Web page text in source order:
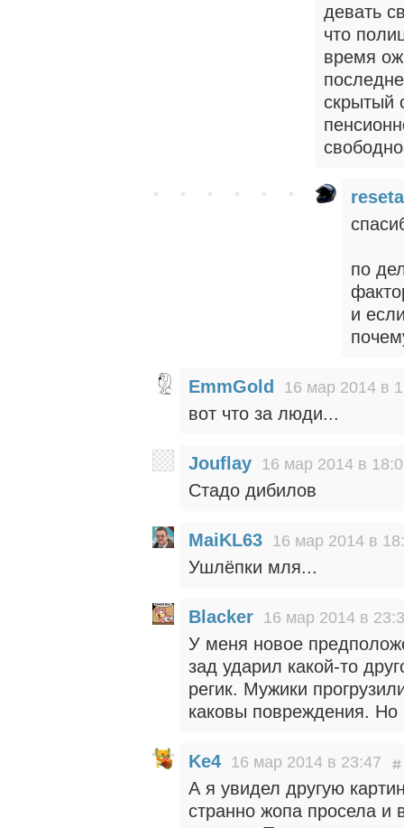
девать
что
время
скрытый
reseta
по
и
EmmGold 16 мар 2014 в
вот что за люди...
Jouflay 16 мар 2014 в
Стадо дибилов
MaiKL63 16 мар 2014 в
Ушлёпки мля...
Blacker 16 мар 2014 в
У меня новое
зад ударил какой-то
регик. Мужики
каковы повреждения.
Ke4 16 мар 2014 в 23:47
А я увидел другую
странно жопа просела и